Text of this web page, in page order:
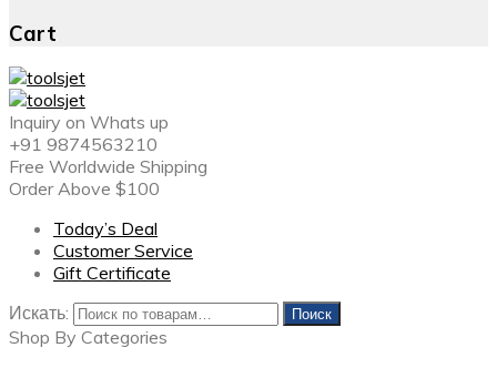
Cart
Inquiry on Whats up
+91 9874563210
Free Worldwide Shipping
Order Above $100
Today’s Deal
Customer Service
Gift Certificate
Искать:
Поиск
Shop By Categories